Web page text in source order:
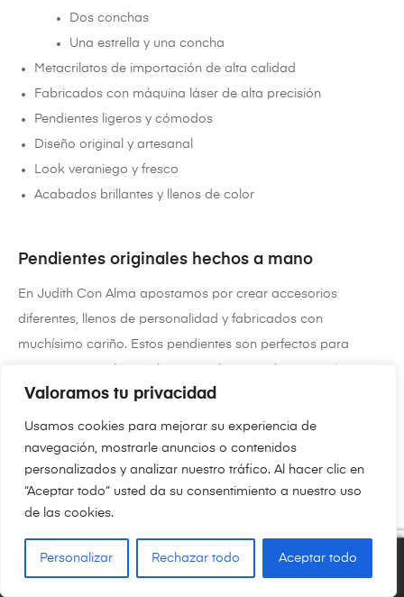
Valoramos tu privacidad
Usamos cookies para mejorar su experiencia de
navegación, mostrarle anuncios o contenidos
personalizados y analizar nuestro tráfico. Al hacer clic en
“Aceptar todo” usted da su consentimiento a nuestro uso
de las cookies.
Personalizar Rechazar todo Aceptar todo
Dos conchas
Una estrella y una concha
Metacrilatos de importación de alta calidad
Fabricados con máquina láser de alta precisión
Pendientes ligeros y cómodos
Diseño original y artesanal
Look veraniego y fresco
Acabados brillantes y llenos de color
Pendientes originales hechos a mano
En Judith Con Alma apostamos por crear accesorios
diferentes, llenos de personalidad y fabricados con
muchísimo cariño. Estos pendientes son perfectos para
artesanal y materiales de calidad, los Pendientes Concha y
Estrella son una opción preciosa para completar cualquier
look.
0